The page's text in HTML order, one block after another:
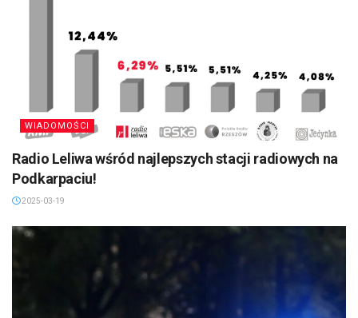
WIADOMOŚCI
Radio Leliwa wśród najlepszych stacji radiowych na
Podkarpaciu!
2025-03-19